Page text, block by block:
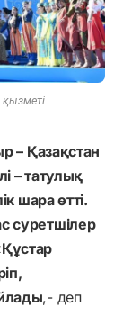
– Қазақстан
– татулық
шара өтті.
суретшілер
,- деп